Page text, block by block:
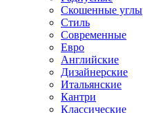
Скошенные углы
Стиль
Современные
Евро
Английские
Дизайнерские
Итальянские
Кантри
Классические